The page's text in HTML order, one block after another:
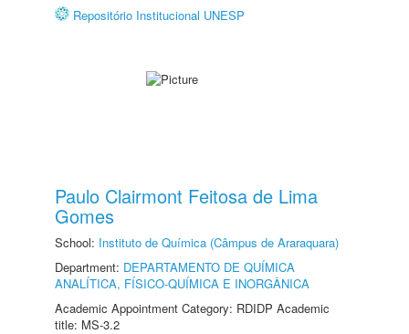
Repositório Institucional UNESP
Paulo Clairmont Feitosa de Lima
Gomes
School: Instituto de Química (Câmpus de Araraquara)
Department: DEPARTAMENTO DE QUÍMICA
ANALÍTICA, FÍSICO-QUÍMICA E INORGÂNICA
Academic Appointment Category: RDIDP Academic
title: MS-3.2